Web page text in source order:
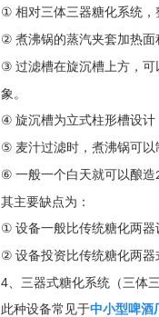
① 相对三体三器糖化系统，
② 煮沸锅的蒸汽夹套加热面
③ 过滤槽在旋沉槽上方，
象。
④ 旋沉槽为立式柱形槽设
⑤ 麦汁过滤时，煮沸锅可
⑥ 一般一个白天就可以酿造
其主要缺点为：
① 设备一般比传统糖化两器
② 设备投资比传统糖化两
4 、三器式糖化系统（三体
此种设备常见于中小型啤酒